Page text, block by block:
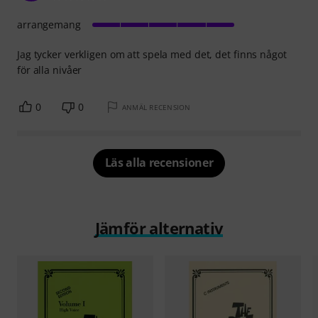
Jag tycker verkligen om att spela med det, det finns något
för alla nivåer
arrangemang
0 0 ANMÄL RECENSION
Läs alla recensioner
Jämför alternativ